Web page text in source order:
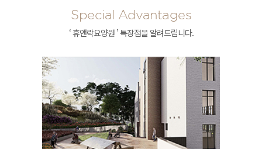
Special Advantages
‘ 휴앤락요양원 ’ 특장점을 알려드립니다.